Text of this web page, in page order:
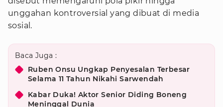
unggahan kontroversial yang dibuat di media
sosial.
Baca Juga :
Ruben Onsu Ungkap Penyesalan Terbesar
Selama 11 Tahun Nikahi Sarwendah
Kabar Duka! Aktor Senior Diding Boneng
Meninggal Dunia